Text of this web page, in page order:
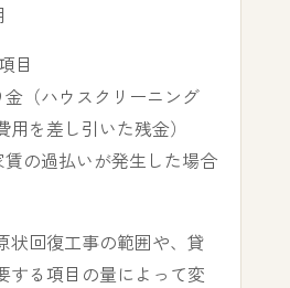
目
（ハウスクリーニング
を差し引いた残金）
の過払いが発生した場合
状回復工事の範囲や、貸
する項目の量によって変